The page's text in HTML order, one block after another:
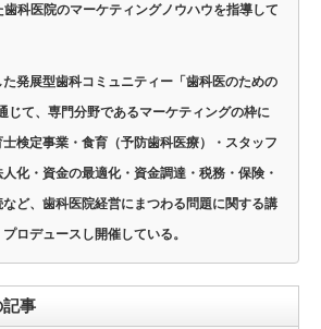
歯科医院のマーケティングノウハウを指導して
発展型歯科コミュニティー「歯科医のための
じて、専門分野であるマーケティングの枠に
検定事業・食育（予防歯科医療）・スタッフ
化・資金の最適化・資金調達・税務・保険・
ど、歯科医院経営にまつわる問題に関する講
ロデュースし開催している。
記事